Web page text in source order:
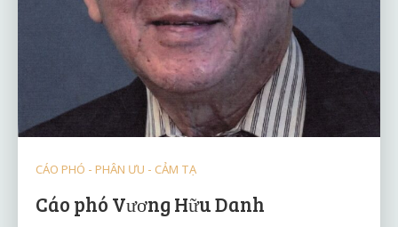
CÁO PHÓ - PHÂN ƯU - CẢM TẠ
Cáo phó Vương Hữu Danh